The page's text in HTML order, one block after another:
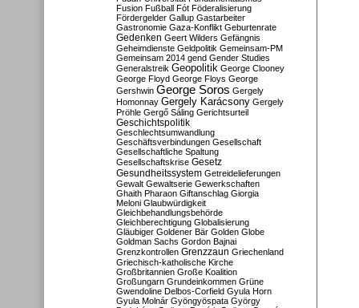
Fusion Fußball Fót Föderalisierung
Fördergelder Gallup Gastarbeiter
Gastronomie Gaza-Konflikt Geburtenrate
Gedenken Geert Wilders Gefängnis
Geheimdienste Geldpolitik Gemeinsam-PM
Gemeinsam 2014 gend Gender Studies
Generalstreik Geopolitik George Clooney
George Floyd George Floys George
Gershwin George Soros Gergely
Homonnay Gergely Karácsony Gergely
Pröhle Gergő Sáling Gerichtsurteil
Geschichtspolitik
Geschlechtsumwandlung
Geschäftsverbindungen Gesellschaft
Gesellschaftliche Spaltung
Gesellschaftskrise Gesetz
Gesundheitssystem Getreidelieferungen
Gewalt Gewaltserie Gewerkschaften
Ghaith Pharaon Giftanschlag Giorgia
Meloni Glaubwürdigkeit
Gleichbehandlungsbehörde
Gleichberechtigung Globalisierung
Gläubiger Goldener Bär Golden Globe
Goldman Sachs Gordon Bajnai
Grenzkontrollen Grenzzaun Griechenland
Griechisch-katholische Kirche
Großbritannien Große Koalition
Großungarn Grundeinkommen Grüne
Gwendoline Delbos-Corfield Gyula Horn
Gyula Molnár Gyöngyöspata György